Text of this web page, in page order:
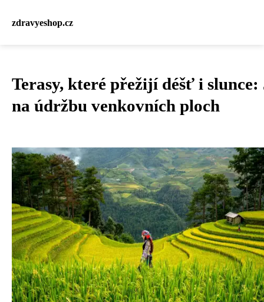
zdravyeshop.cz
Terasy, které přežijí déšť i slunce:
na údržbu venkovních ploch